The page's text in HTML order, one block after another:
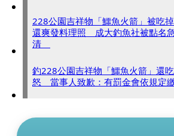
228公園吉祥物「鱷魚火箭」被吃
還爽發料理照 成大釣魚社被點名
清
釣228公園吉祥物「鱷魚火箭」還
怒 當事人致歉：有罰金會依規定